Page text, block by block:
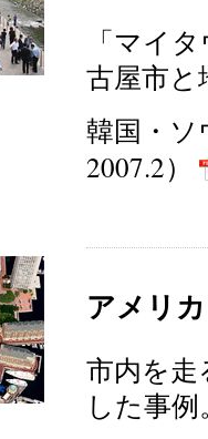
「マイ
古屋市と
韓国・ソ
2007.2）
アメリ
市内を走
した事例